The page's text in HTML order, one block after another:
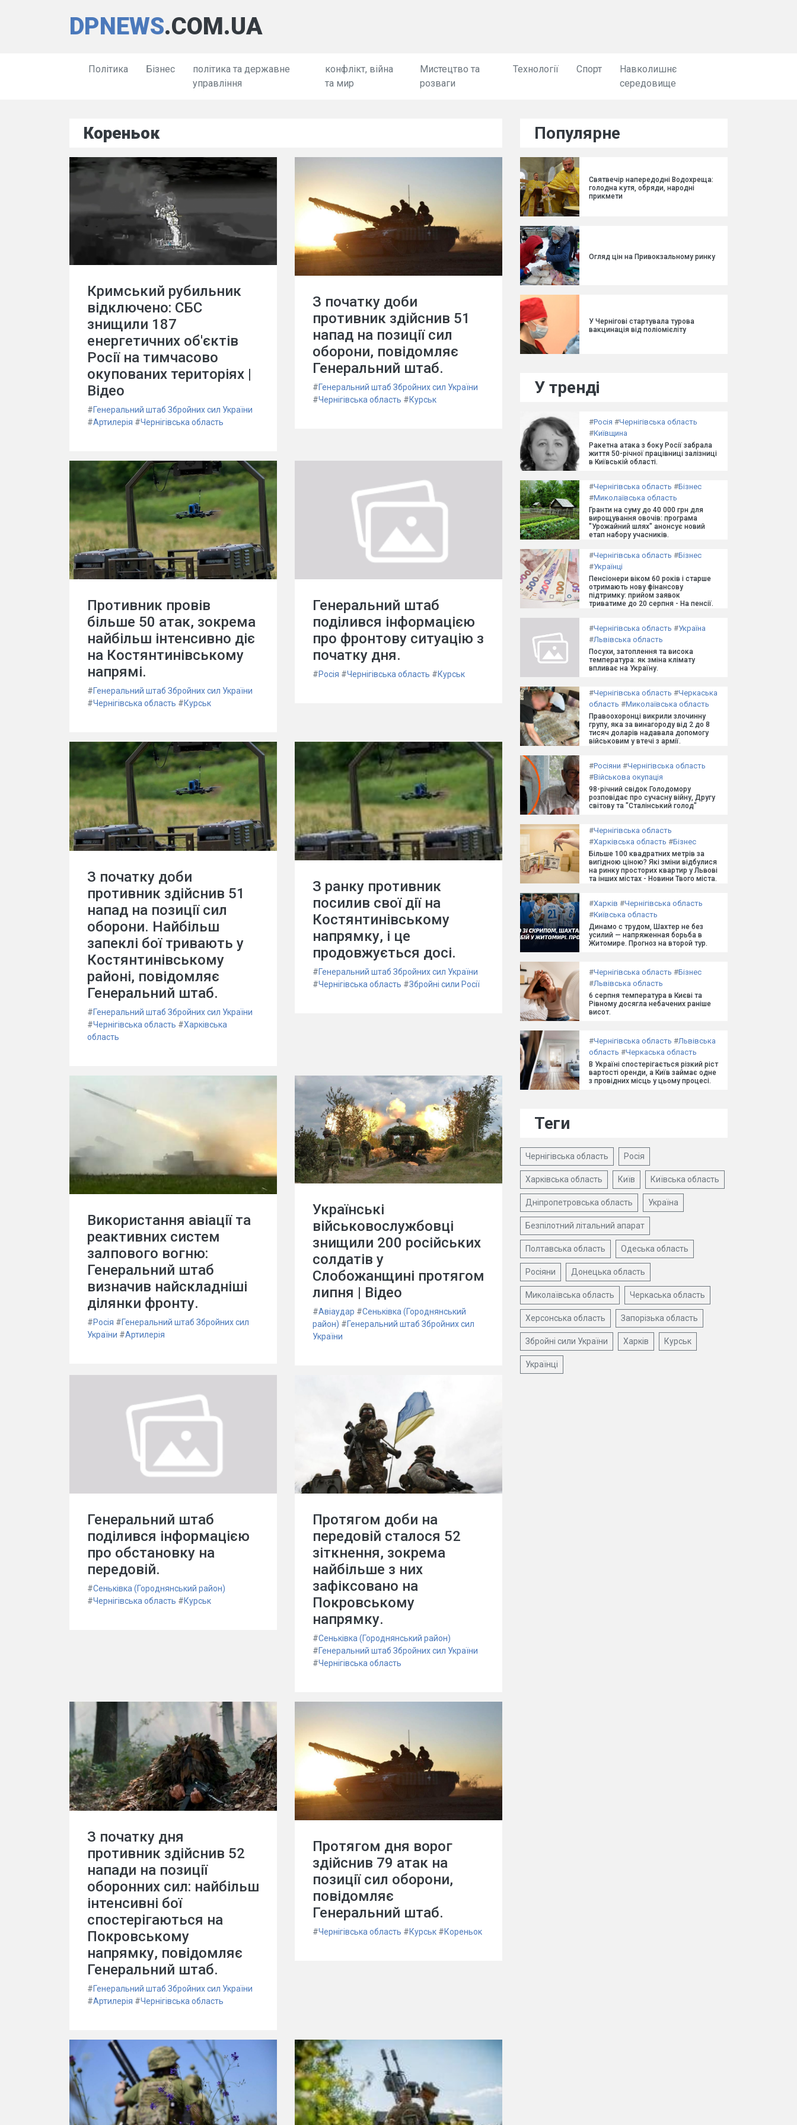
DPNEWS.COM.UA
Політика Бізнес
політика та державне
управління
конфлікт, війна
та мир
Мистецтво та
розваги
Технології Спорт
Навколишнє
середовище
Кореньок
Кримський рубильник
відключено: СБС
знищили 187
енергетичних об'єктів
Росії на тимчасово
окупованих територіях |
Відео
#Генеральний штаб Збройних сил України
#Артилерія #Чернігівська область
З початку доби
противник здійснив 51
напад на позиції сил
оборони, повідомляє
Генеральний штаб.
#Генеральний штаб Збройних сил України
#Чернігівська область #Курськ
Противник провів
більше 50 атак, зокрема
найбільш інтенсивно діє
на Костянтинівському
напрямі.
#Генеральний штаб Збройних сил України
#Чернігівська область #Курськ
Генеральний штаб
поділився інформацією
про фронтову ситуацію з
початку дня.
#Росія #Чернігівська область #Курськ
З початку доби
противник здійснив 51
напад на позиції сил
оборони. Найбільш
запеклі бої тривають у
Костянтинівському
районі, повідомляє
Генеральний штаб.
#Генеральний штаб Збройних сил України
#Чернігівська область #Харківська
область
З ранку противник
посилив свої дії на
Костянтинівському
напрямку, і це
продовжується досі.
#Генеральний штаб Збройних сил України
#Чернігівська область #Збройні сили Росії
Використання авіації та
реактивних систем
залпового вогню:
Генеральний штаб
визначив найскладніші
ділянки фронту.
#Росія #Генеральний штаб Збройних сил
України #Артилерія
Українські
військовослужбовці
знищили 200 російських
солдатів у
Слобожанщині протягом
липня | Відео
#Авіаудар #Сеньківка (Городнянський
район) #Генеральний штаб Збройних сил
України
Генеральний штаб
поділився інформацією
про обстановку на
передовій.
#Сеньківка (Городнянський район)
#Чернігівська область #Курськ
Протягом доби на
передовій сталося 52
зіткнення, зокрема
найбільше з них
зафіксовано на
Покровському
напрямку.
#Сеньківка (Городнянський район)
#Генеральний штаб Збройних сил України
#Чернігівська область
З початку дня
противник здійснив 52
напади на позиції
оборонних сил: найбільш
інтенсивні бої
спостерігаються на
Покровському
напрямку, повідомляє
Генеральний штаб.
#Генеральний штаб Збройних сил України
#Артилерія #Чернігівська область
Протягом дня ворог
здійснив 79 атак на
позиції сил оборони,
повідомляє
Генеральний штаб.
#Чернігівська область #Курськ #Кореньок
Популярне
Святвечір напередодні Водохреща:
голодна кутя, обряди, народні
прикмети
Огляд цін на Привокзальному ринку
У Чернігові стартувала турова
вакцинація від поліомієліту
У тренді
#Росія #Чернігівська область
#Київщина
Ракетна атака з боку Росії забрала
життя 50-річної працівниці залізниці
в Київській області.
#Чернігівська область #Бізнес
#Миколаївська область
Гранти на суму до 40 000 грн для
вирощування овочів: програма
"Урожайний шлях" анонсує новий
етап набору учасників.
#Чернігівська область #Бізнес
#Українці
Пенсіонери віком 60 років і старше
отримають нову фінансову
підтримку: прийом заявок
триватиме до 20 серпня - На пенсії.
#Чернігівська область #Україна
#Львівська область
Посухи, затоплення та висока
температура: як зміна клімату
впливає на Україну.
#Чернігівська область #Черкаська
область #Миколаївська область
Правоохоронці викрили злочинну
групу, яка за винагороду від 2 до 8
тисяч доларів надавала допомогу
військовим у втечі з армії.
#Росіяни #Чернігівська область
#Військова окупація
98-річний свідок Голодомору
розповідає про сучасну війну, Другу
світову та "Сталінський голод"
#Чернігівська область
#Харківська область #Бізнес
Більше 100 квадратних метрів за
вигідною ціною? Які зміни відбулися
на ринку просторих квартир у Львові
та інших містах - Новини Твого міста.
#Харків #Чернігівська область
#Київська область
Динамо с трудом, Шахтер не без
усилий — напряженная борьба в
Житомире. Прогноз на второй тур.
#Чернігівська область #Бізнес
#Львівська область
6 серпня температура в Києві та
Рівному досягла небачених раніше
висот.
#Чернігівська область #Львівська
область #Черкаська область
В Україні спостерігається різкий ріст
вартості оренди, а Київ займає одне
з провідних місць у цьому процесі.
Теги
Чернігівська область Росія
Харківська область Київ Київська область
Дніпропетровська область Україна
Безпілотний літальний апарат
Полтавська область Одеська область
Росіяни Донецька область
Миколаївська область Черкаська область
Херсонська область Запорізька область
Збройні сили України Харків Курськ
Українці